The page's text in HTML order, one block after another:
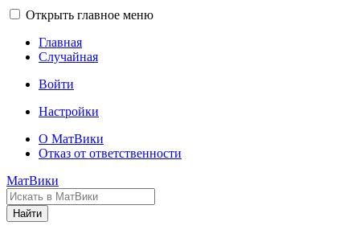
Открыть главное меню
Главная
Случайная
Войти
Настройки
О МатВики
Отказ от ответственности
МатВики
Найти